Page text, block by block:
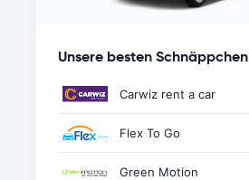
Unsere besten Schnäppchen
Carwiz rent a car
Flex To Go
Green Motion